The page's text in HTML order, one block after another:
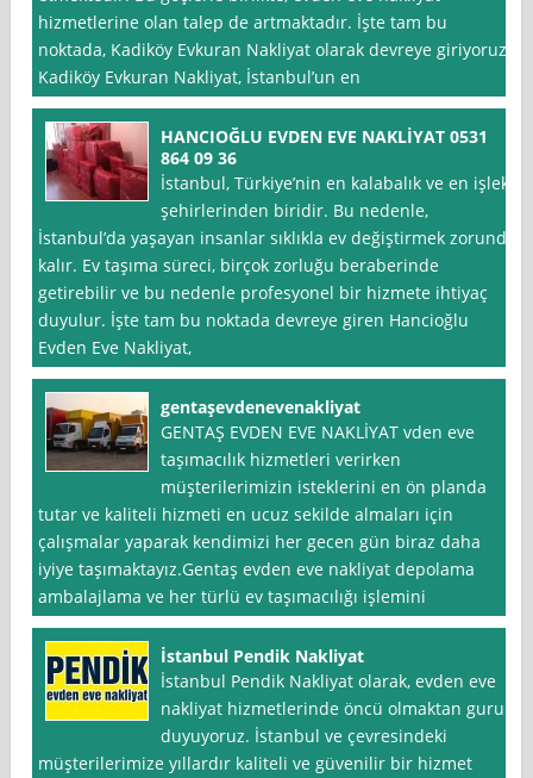
hizmetlerine olan talep de artmaktadır. İşte tam bu
noktada, Kadiköy Evkuran Nakliyat olarak devreye giriyoruz.
Kadiköy Evkuran Nakliyat, İstanbul’un en
HANCIOĞLU EVDEN EVE NAKLİYAT 0531
864 09 36
İstanbul, Türkiye’nin en kalabalık ve en işlek
şehirlerinden biridir. Bu nedenle,
İstanbul’da yaşayan insanlar sıklıkla ev değiştirmek zorunda
kalır. Ev taşıma süreci, birçok zorluğu beraberinde
getirebilir ve bu nedenle profesyonel bir hizmete ihtiyaç
duyulur. İşte tam bu noktada devreye giren Hancioğlu
Evden Eve Nakliyat,
gentaşevdenevenakliyat
GENTAŞ EVDEN EVE NAKLİYAT vden eve
taşımacılık hizmetleri verirken
müşterilerimizin isteklerini en ön planda
tutar ve kaliteli hizmeti en ucuz sekilde almaları için
çalışmalar yaparak kendimizi her gecen gün biraz daha
iyiye taşımaktayız.Gentaş evden eve nakliyat depolama
ambalajlama ve her türlü ev taşımacılığı işlemini
İstanbul Pendik Nakliyat
İstanbul Pendik Nakliyat olarak, evden eve
nakliyat hizmetlerinde öncü olmaktan gurur
duyuyoruz. İstanbul ve çevresindeki
müşterilerimize yıllardır kaliteli ve güvenilir bir hizmet